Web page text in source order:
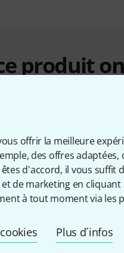
offrir la meilleure
des offres
d'accord, il vous suffit
de marketing en
à tout moment via les
Plus d´infos
produit
Oil Light
La